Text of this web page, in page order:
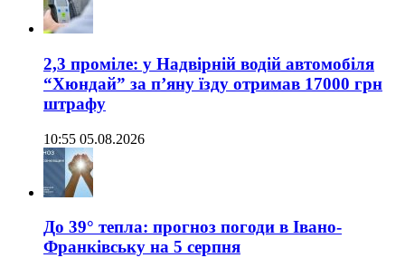
2,3 проміле: у Надвірній водій автомобіля
“Хюндай” за п’яну їзду отримав 17000 грн
штрафу
10:55 05.08.2026
До 39° тепла: прогноз погоди в Івано-
Франківську на 5 серпня